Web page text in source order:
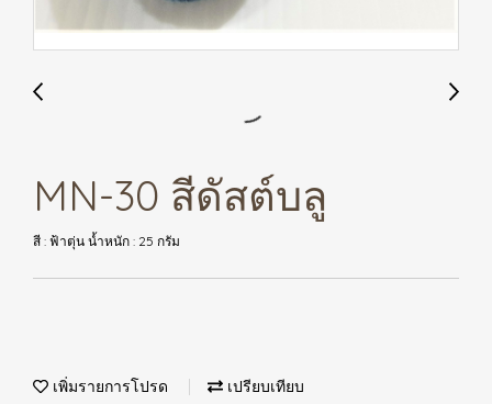
MN-30 สีดัสต์บลู
สี : ฟ้าตุ่น น้ำหนัก : 25 กรัม
เพิ่มรายการโปรด เปรียบเทียบ